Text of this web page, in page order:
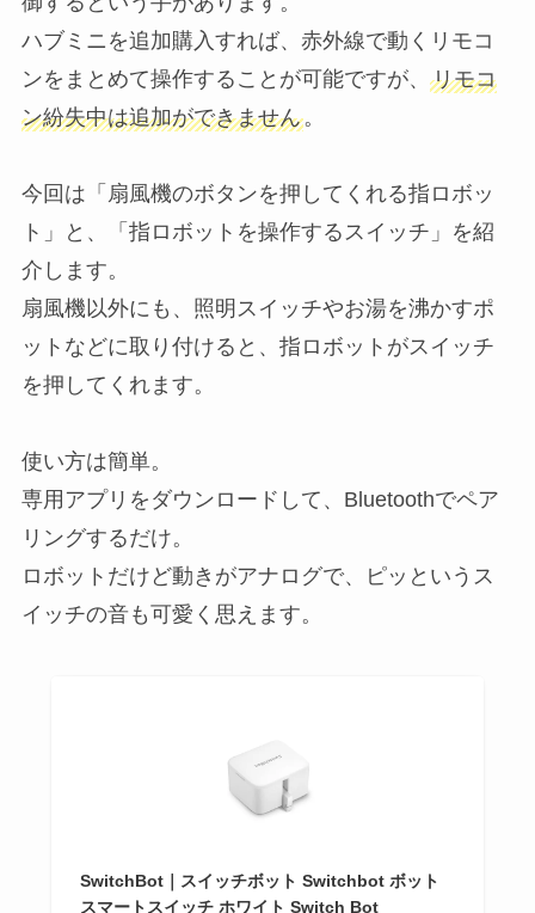
ハブミニを追加購入すれば、赤外線で動くリモコ
ンをまとめて操作することが可能ですが、 リモコ
ン紛失中は追加ができません。
今回は「扇風機のボタンを押してくれる指ロボッ
ト」と、「指ロボットを操作するスイッチ」を紹
介します。
扇風機以外にも、照明スイッチやお湯を沸かすポ
ットなどに取り付けると、指ロボットがスイッチ
を押してくれます。
使い方は簡単。
専用アプリをダウンロードして、Bluetoothでペア
リングするだけ。
ロボットだけど動きがアナログで、ピッというス
イッチの音も可愛く思えます。
SwitchBot｜スイッチボット Switchbot ボット
スマートスイッチ ホワイト Switch Bot